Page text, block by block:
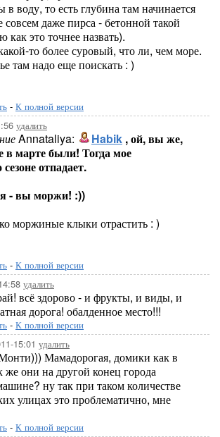
воду, то есть глубина там начинается
совсем даже пирса - бетонной такой
это точнее назвать).
то более суровый, что ли, чем море.
там надо еще поискать : )
- К полной версии
удалить
Annataliya: Habik , ой, вы же,
в марте были! Тогда мое
отпадает.
- вы моржи! :))
моржиные клыки отрастить : )
- К полной версии
удалить
всё здорово - и фрукты, и виды, и
дорога! обалденное место!!!
- К полной версии
15:01 удалить
Мамадорогая, домики как в
они на другой конец города
ну так при таком количестве
улицах это проблематично, мне
- К полной версии